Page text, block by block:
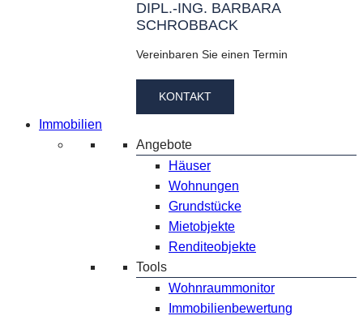
DIPL.-ING. BARBARA
SCHROBBACK
Vereinbaren Sie einen Termin
KONTAKT
Immobilien
Angebote
Häuser
Wohnungen
Grundstücke
Mietobjekte
Renditeobjekte
Tools
Wohnraummonitor
Immobilienbewertung